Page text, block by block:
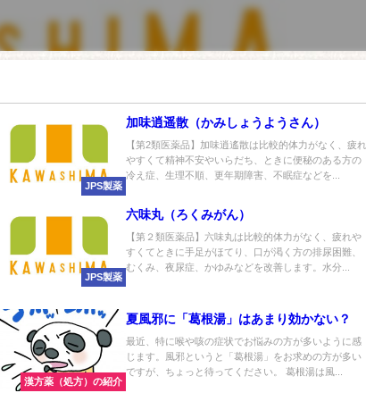
JPS製薬
加味逍遥散（かみしょうようさん）
【第2類医薬品】加味逍遙散は比較的体力がなく、疲れ
やすくて精神不安やいらだち、ときに便秘のある方の
冷え症、生理不順、更年期障害、不眠症などを...
JPS製薬
六味丸（ろくみがん）
【第２類医薬品】六味丸は比較的体力がなく、疲れや
すくてときに手足がほてり、口が渇く方の排尿困難、
むくみ、夜尿症、かゆみなどを改善します。水分...
漢方薬（処方）の紹介
夏風邪に「葛根湯」はあまり効かない？
最近、特に喉や咳の症状でお悩みの方が多いように感
じます。風邪というと「葛根湯」をお求めの方が多い
ですが、ちょっと待ってください。 葛根湯は風...